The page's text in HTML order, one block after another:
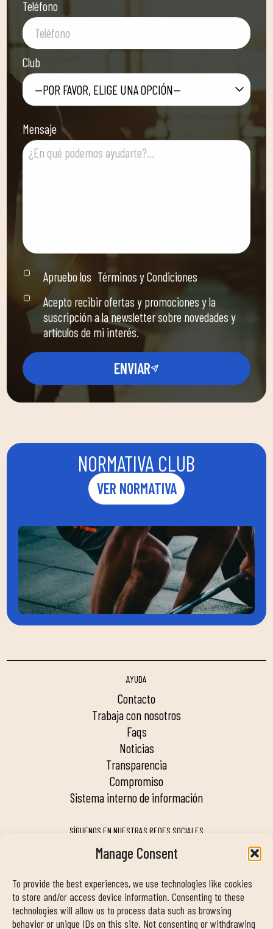
Manage Consent
To provide the best experiences, we use technologies like cookies
to store and/or access device information. Consenting to these
technologies will allow us to process data such as browsing
behavior or unique IDs on this site. Not consenting or withdrawing
Teléfono
Club
—POR FAVOR, ELIGE UNA OPCIÓN—
Mensaje
Apruebo los Términos y Condiciones
Acepto recibir ofertas y promociones y la
suscripción a la newsletter sobre novedades y
artículos de mi interés.
ENVIAR
NORMATIVA CLUB
VER NORMATIVA
AYUDA
contacto
trabaja con nosotros
faqs
noticias
transparencia
compromiso
sistema interno de información
SÍGUENOS EN NUESTRAS REDES SOCIALES
MY DUIN APP